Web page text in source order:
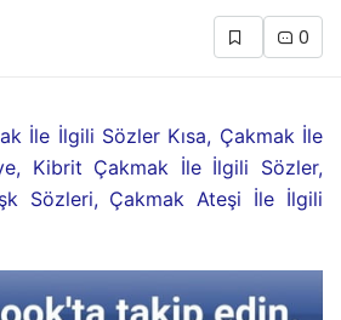
0
İle İlgili Sözler Kısa, Çakmak İle
Kibrit Çakmak İle İlgili Sözler,
Sözleri, Çakmak Ateşi İle İlgili